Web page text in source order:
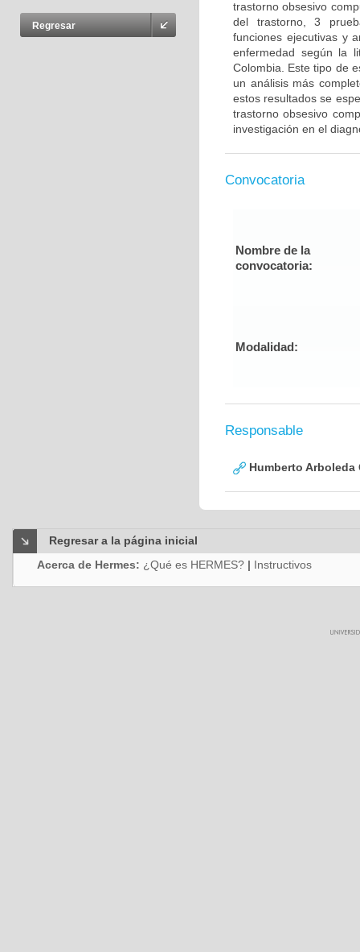
Regresar
trastorno obsesivo
del trastorno, 3
funciones ejecutivas y
enfermedad según la
Colombia. Este tipo de
un análisis más
estos resultados se
trastorno obsesivo
investigación en el
Convocatoria
Nombre de la
convocatoria:
Modalidad:
Responsable
Humberto Arboleda
Regresar a la página inicial
Acerca de Hermes: ¿Qué es HERMES? | Instructivos